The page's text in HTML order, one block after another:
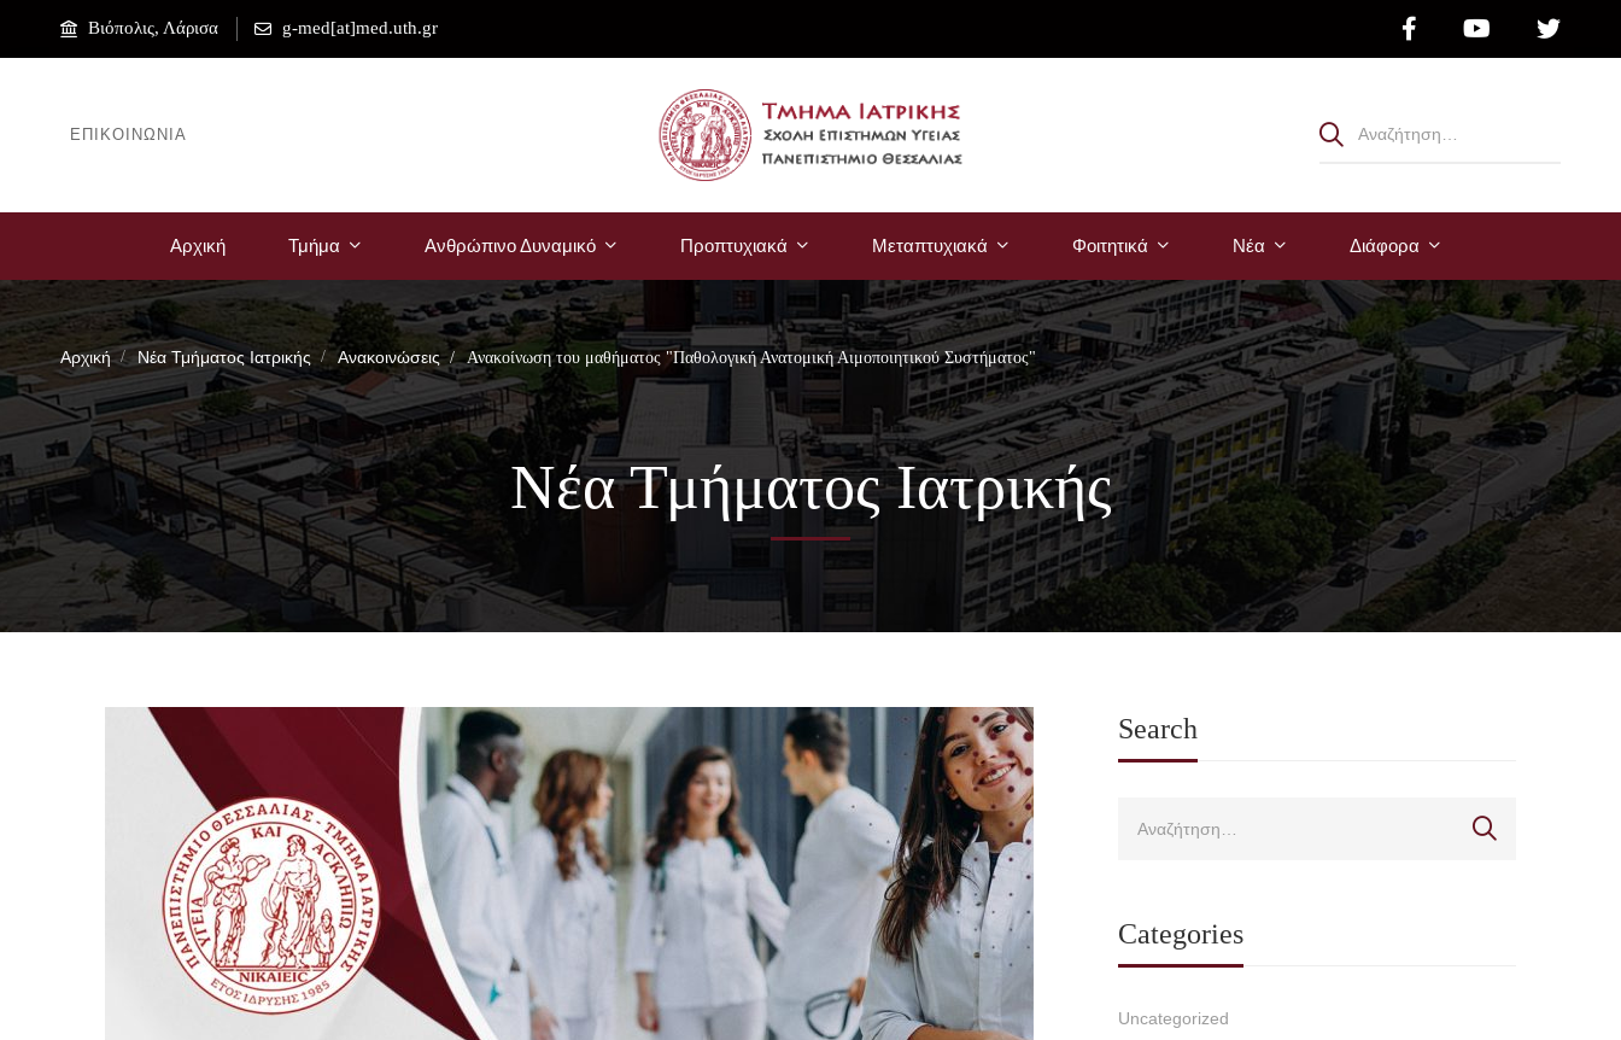
Βιόπολις, Λάρισα g-med[at]med.uth.gr
ΕΠΙΚΟΙΝΩΝΊΑ
Αρχική Τμήμα Ανθρώπινο Δυναμικό Προπτυχιακά Μεταπτυχιακά Φοιτητικά Νέα Διάφορα
Αρχική Νέα Τμήματος Ιατρικής Ανακοινώσεις Ανακοίνωση του μαθήματος "Παθολογική Ανατομική Αιμοποιητικού Συστήματος"
Νέα Τμήματος Ιατρικής
Search
Categories
Uncategorized